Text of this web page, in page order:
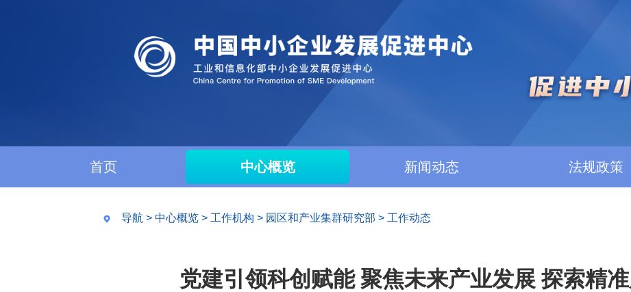
首页 中心概览 新闻动态 法规政策
导航 > 中心概览 > 工作机构 > 园区和产业集群研究部 > 工作动态
党建引领科创赋能 聚焦未来产业发展 探索精